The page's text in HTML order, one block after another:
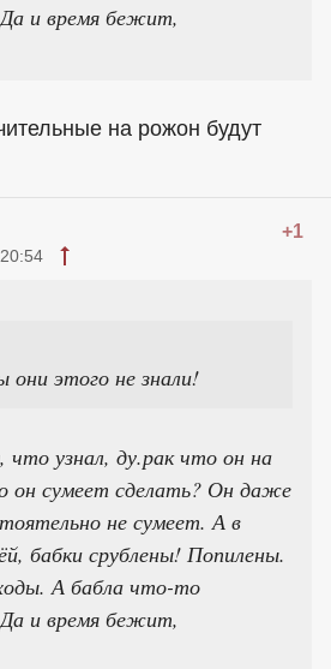
и время бежит,
на рожон будут
+1
они этого не знали!
узнал, ду.рак что он на
он сумеет сделать? Он даже
не сумеет. А в
бабки срублены! Попилены.
А бабла что-то
и время бежит,